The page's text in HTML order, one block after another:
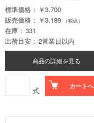
標準価格
￥3,700
販売価格
￥3,189 （税込）
在庫
331
出荷目安
2営業日以内
商品の詳細を見る
式 カートへ